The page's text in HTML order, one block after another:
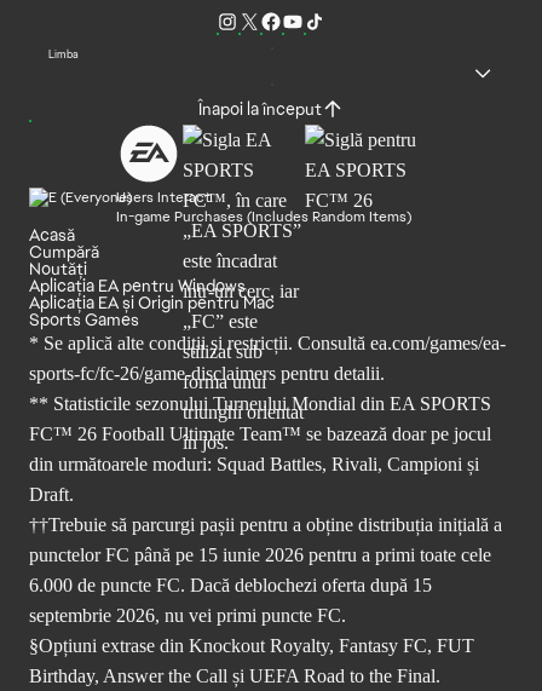
Limba
Înapoi la început
Users Interact
In-game Purchases (Includes Random Items)
Acasă
Cumpără
Noutăți
Aplicația EA pentru Windows
Aplicația EA și Origin pentru Mac
Sports Games
* Se aplică alte condiții și restricții. Consultă ea.com/games/ea-
sports-fc/fc-26/game-disclaimers pentru detalii.
** Statisticile sezonului Turneului Mondial din EA SPORTS
FC™ 26 Football Ultimate Team™ se bazează doar pe jocul
din următoarele moduri: Squad Battles, Rivali, Campioni și
Draft.
††Trebuie să parcurgi pașii pentru a obține distribuția inițială a
punctelor FC până pe 15 iunie 2026 pentru a primi toate cele
6.000 de puncte FC. Dacă deblochezi oferta după 15
septembrie 2026, nu vei primi puncte FC.
§Opțiuni extrase din Knockout Royalty, Fantasy FC, FUT
Birthday, Answer the Call și UEFA Road to the Final.